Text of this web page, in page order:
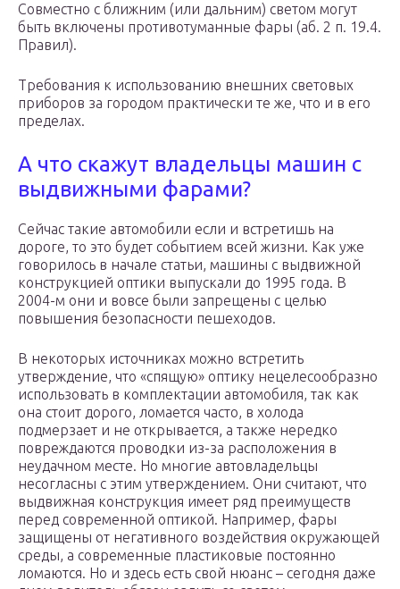
Совместно с ближним (или дальним) светом могут
быть включены противотуманные фары (аб. 2 п. 19.4.
Правил).
Требования к использованию внешних световых
приборов за городом практически те же, что и в его
пределах.
А что скажут владельцы машин с
выдвижными фарами?
Сейчас такие автомобили если и встретишь на
дороге, то это будет событием всей жизни. Как уже
говорилось в начале статьи, машины с выдвижной
конструкцией оптики выпускали до 1995 года. В
2004-м они и вовсе были запрещены с целью
повышения безопасности пешеходов.
В некоторых источниках можно встретить
утверждение, что «спящую» оптику нецелесообразно
использовать в комплектации автомобиля, так как
она стоит дорого, ломается часто, в холода
подмерзает и не открывается, а также нередко
повреждаются проводки из-за расположения в
неудачном месте. Но многие автовладельцы
несогласны с этим утверждением. Они считают, что
выдвижная конструкция имеет ряд преимуществ
перед современной оптикой. Например, фары
защищены от негативного воздействия окружающей
среды, а современные пластиковые постоянно
ломаются. Но и здесь есть свой нюанс – сегодня даже